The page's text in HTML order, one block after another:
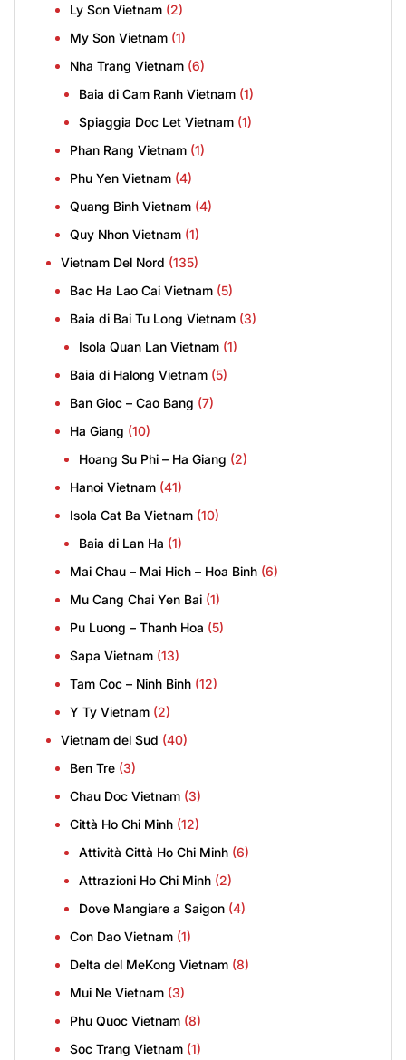
Ly Son Vietnam (2)
My Son Vietnam (1)
Nha Trang Vietnam (6)
Baia di Cam Ranh Vietnam (1)
Spiaggia Doc Let Vietnam (1)
Phan Rang Vietnam (1)
Phu Yen Vietnam (4)
Quang Binh Vietnam (4)
Quy Nhon Vietnam (1)
Vietnam Del Nord (135)
Bac Ha Lao Cai Vietnam (5)
Baia di Bai Tu Long Vietnam (3)
Isola Quan Lan Vietnam (1)
Baia di Halong Vietnam (5)
Ban Gioc – Cao Bang (7)
Ha Giang (10)
Hoang Su Phi – Ha Giang (2)
Hanoi Vietnam (41)
Isola Cat Ba Vietnam (10)
Baia di Lan Ha (1)
Mai Chau – Mai Hich – Hoa Binh (6)
Mu Cang Chai Yen Bai (1)
Pu Luong – Thanh Hoa (5)
Sapa Vietnam (13)
Tam Coc – Ninh Binh (12)
Y Ty Vietnam (2)
Vietnam del Sud (40)
Ben Tre (3)
Chau Doc Vietnam (3)
Città Ho Chi Minh (12)
Attività Città Ho Chi Minh (6)
Attrazioni Ho Chi Minh (2)
Dove Mangiare a Saigon (4)
Con Dao Vietnam (1)
Delta del MeKong Vietnam (8)
Mui Ne Vietnam (3)
Phu Quoc Vietnam (8)
Soc Trang Vietnam (1)